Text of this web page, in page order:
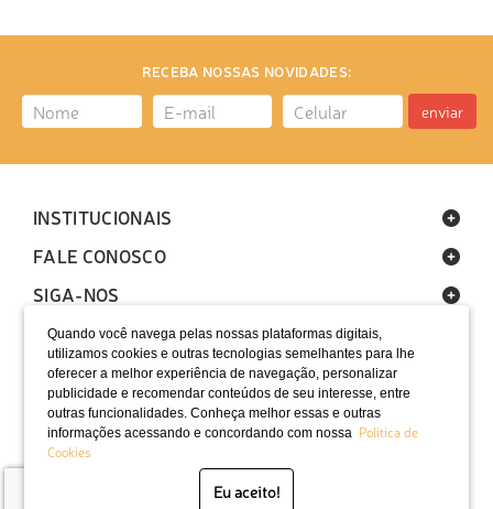
Quando você navega pelas nossas plataformas digitais,
utilizamos cookies e outras tecnologias semelhantes para lhe
oferecer a melhor experiência de navegação, personalizar
publicidade e recomendar conteúdos de seu interesse, entre
outras funcionalidades. Conheça melhor essas e outras
informações acessando e concordando com nossa Política de
Cookies
Eu aceito!
RECEBA NOSSAS NOVIDADES:
enviar
INSTITUCIONAIS
FALE CONOSCO
SIGA-NOS
LOCALIZAÇÃO